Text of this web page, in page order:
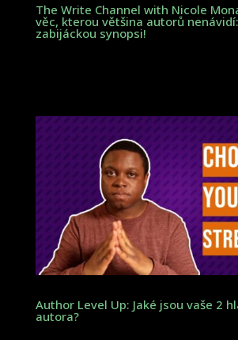
The Write Channel with Nicole
věc, kterou většina autorů
zabijáckou synopsi!
Author Level Up: Jaké jsou vaše 2
autora?